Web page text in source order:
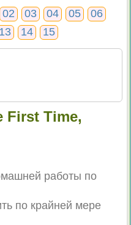
02 03 04 05
06
13 14 15
First Time,
работы по
по крайней мере